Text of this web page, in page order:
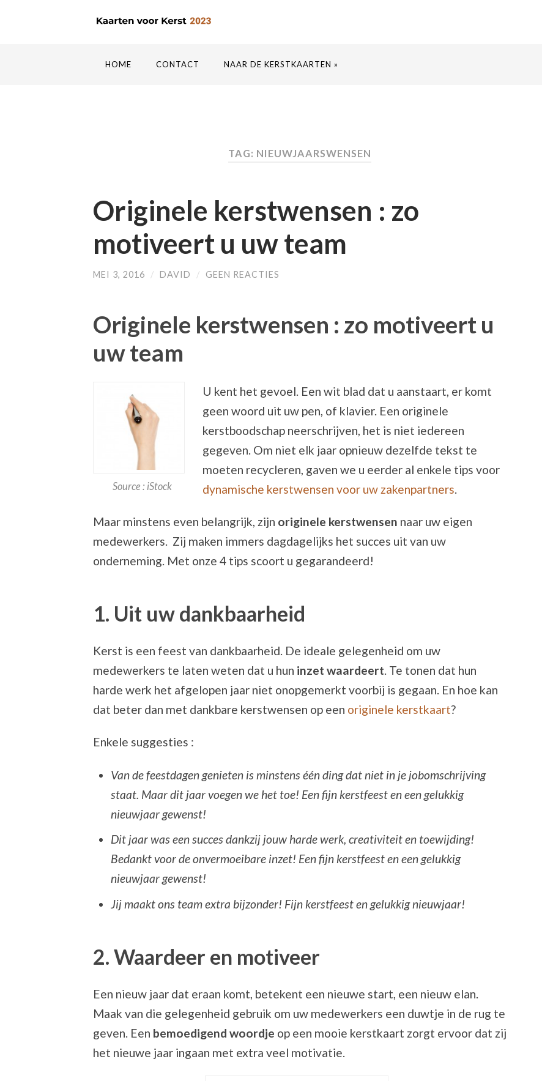
HOME CONTACT NAAR DE KERSTKAARTEN »
TAG: NIEUWJAARSWENSEN
Originele kerstwensen : zo
motiveert u uw team
MEI 3, 2016 / DAVID / GEEN REACTIES
Originele kerstwensen : zo motiveert u
uw team
Source : iStock
U kent het gevoel. Een wit blad dat u aanstaart, er komt
geen woord uit uw pen, of klavier. Een originele
kerstboodschap neerschrijven, het is niet iedereen
gegeven. Om niet elk jaar opnieuw dezelfde tekst te
moeten recycleren, gaven we u eerder al enkele tips voor
dynamische kerstwensen voor uw zakenpartners.
Maar minstens even belangrijk, zijn originele kerstwensen naar uw eigen
medewerkers. Zij maken immers dagdagelijks het succes uit van uw
onderneming. Met onze 4 tips scoort u gegarandeerd!
1. Uit uw dankbaarheid
Kerst is een feest van dankbaarheid. De ideale gelegenheid om uw
medewerkers te laten weten dat u hun inzet waardeert. Te tonen dat hun
harde werk het afgelopen jaar niet onopgemerkt voorbij is gegaan. En hoe kan
dat beter dan met dankbare kerstwensen op een originele kerstkaart?
Enkele suggesties :
Van defeestdagen genieten is minstens één ding dat niet in je jobomschrijving
staat. Maar dit jaar voegen we het toe! Een fijn kerstfeest en een gelukkig
nieuwjaar gewenst!
Dit jaar was een succes dankzij jouw harde werk, creativiteit en toewijding!
Bedankt voor de onvermoeibare inzet! Een fijn kerstfeest en een gelukkig
nieuwjaar gewenst!
Jij maakt ons team extra bijzonder! Fijn kerstfeest en gelukkig nieuwjaar!
2. Waardeer en motiveer
Een nieuw jaar dat eraan komt, betekent een nieuwe start, een nieuw elan.
Maak van die gelegenheid gebruik om uw medewerkers een duwtje in de rug te
geven. Een bemoedigend woordje op een mooie kerstkaart zorgt ervoor dat zij
het nieuwe jaar ingaan met extra veel motivatie.